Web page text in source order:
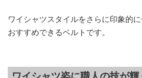
ワイシャツスタイルをさらに印象的
おすすめできるベルトです。